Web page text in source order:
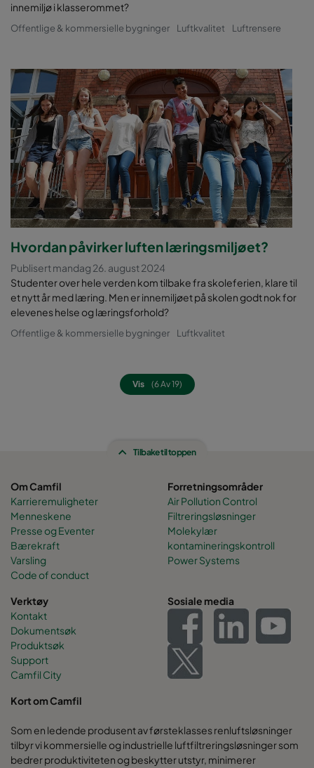
innemiljø i klasserommet?
Offentlige & kommersielle bygninger Luftkvalitet Luftrensere
Hvordan påvirker luften læringsmiljøet?
Publisert mandag 26. august 2024
Studenter over hele verden kom tilbake fra skoleferien, klare til
et nytt år med læring. Men er innemiljøet på skolen godt nok for
elevenes helse og læringsforhold?
Offentlige & kommersielle bygninger Luftkvalitet
Vis (6 Av 19)
Tilbake til toppen
Om Camfil
Karrieremuligheter
Menneskene
Presse og Eventer
Bærekraft
Varsling
Code of conduct
Forretningsområder
Air Pollution Control
Filtreringsløsninger
Molekylær
kontamineringskontroll
Power Systems
Verktøy
Kontakt
Dokumentsøk
Produktsøk
Support
Camfil City
Sosiale media
Kort om Camfil
Som en ledende produsent av førsteklasses renluftsløsninger
tilbyr vi kommersielle og industrielle luftfiltreringsløsninger som
bedrer produktiviteten og beskytter utstyr, minimerer